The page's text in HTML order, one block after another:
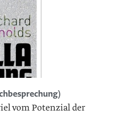
vom Potenzial der